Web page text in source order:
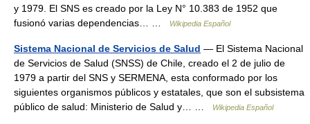
y 1979. El SNS es creado por la Ley N° 10.383 de 1952 que
fusionó varias dependencias… …
Wikipedia Español
Sistema Nacional de Servicios de Salud — El Sistema Nacional
de Servicios de Salud (SNSS) de Chile, creado el 2 de julio de
1979 a partir del SNS y SERMENA, esta conformado por los
siguientes organismos públicos y estatales, que son el subsistema
público de salud: Ministerio de Salud y… …
Wikipedia Español